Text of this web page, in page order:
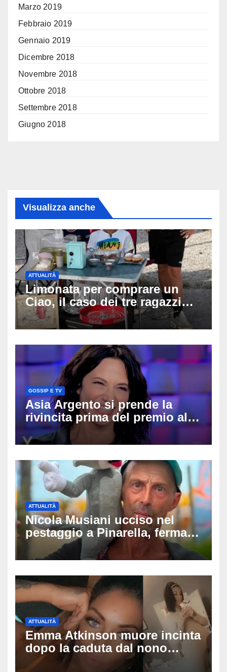
Marzo 2019
Febbraio 2019
Gennaio 2019
Dicembre 2018
Novembre 2018
Ottobre 2018
Settembre 2018
Giugno 2018
Visualizza anche
ATTUALITÀ
Limonata per comprare un
Ciao, il caso dei tre ragazzi
divide l’Italia: Fedriga li invita
in Regione, Vannacci li
GOSSIP E TV
Asia Argento si prende la
rivincita prima del premio alla
carriera: «Mi chiamano
raccomandata e cagna»
ATTUALITÀ
Nicola Musiani ucciso nel
pestaggio a Pinarella, fermati
quattro giovani: la svolta
dopo video, intercettazioni e
ATTUALITÀ
Emma Atkinson muore incinta
dopo la caduta dal nono
piano: la figlia nasce 30